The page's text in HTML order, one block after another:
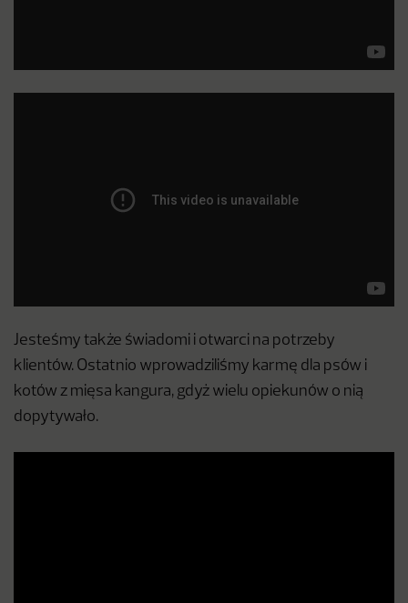
Jesteśmy także świadomi i otwarci na potrzeby
klientów. Ostatnio wprowadziliśmy karmę dla psów i
kotów z mięsa kangura, gdyż wielu opiekunów o nią
dopytywało.